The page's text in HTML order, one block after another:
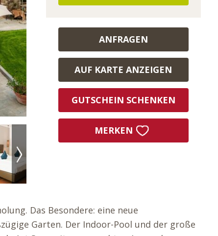
ANFRAGEN
AUF KARTE ANZEIGEN
GUTSCHEIN SCHENKEN
MERKEN
Das Besondere: eine neue
Garten. Der Indoor-Pool und der große